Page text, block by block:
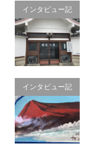
インタビュー記
事
インタビュー記
事